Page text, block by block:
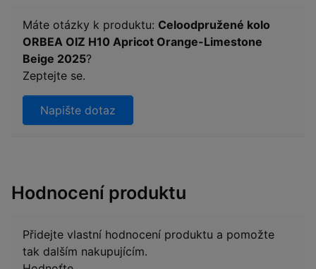
Máte otázky k produktu: Celoodpružené kolo
ORBEA OIZ H10 Apricot Orange-Limestone
Beige 2025?
Zeptejte se.
Napište dotaz
Hodnocení produktu
Přidejte vlastní hodnocení produktu a pomožte
tak dalším nakupujícím.